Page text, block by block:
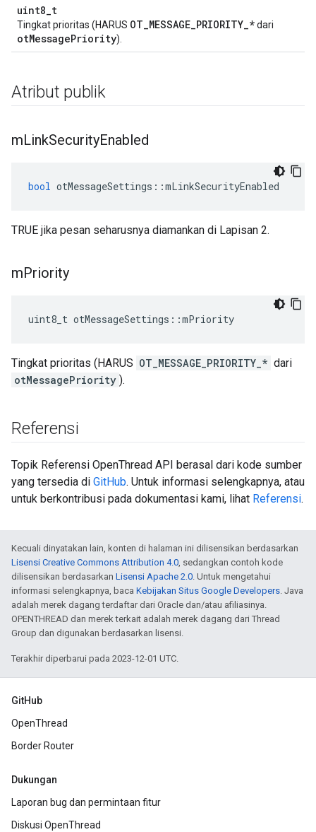
uint8_t
Tingkat prioritas (HARUS OT_MESSAGE_PRIORITY_*dari
otMessagePriority).
Atribut publik
mLinkSecurityEnabled
bool otMessageSettings ::mLinkSecurityEnabled
TRUE jika pesan seharusnya diamankan di Lapisan 2.
mPriority
uint8_t otMessageSettings ::mPriority
Tingkat prioritas (HARUS OT_MESSAGE_PRIORITY_* dari
otMessagePriority ).
Referensi
Topik Referensi OpenThread API berasal dari kode sumber
yang tersedia di GitHub. Untuk informasi selengkapnya, atau
untuk berkontribusi pada dokumentasi kami, lihat Referensi.
Kecuali dinyatakan lain, konten di halaman ini dilisensikan berdasarkan
Lisensi Creative Commons Attribution 4.0, sedangkan contoh kode
dilisensikan berdasarkan Lisensi Apache 2.0. Untuk mengetahui
informasi selengkapnya, baca Kebijakan Situs Google Developers. Java
adalah merek dagang terdaftar dari Oracle dan/atau afiliasinya.
OPENTHREAD dan merek terkait adalah merek dagang dari Thread
Group dan digunakan berdasarkan lisensi.
Terakhir diperbarui pada 2023-12-01 UTC.
GitHub
OpenThread
Border Router
Dukungan
Laporan bug dan permintaan fitur
Diskusi OpenThread